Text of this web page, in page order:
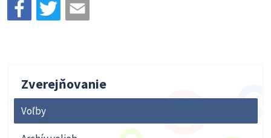
Zverejňovanie
Voľby